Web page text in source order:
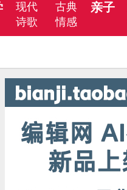
现代
古典
诗歌
情感
亲子